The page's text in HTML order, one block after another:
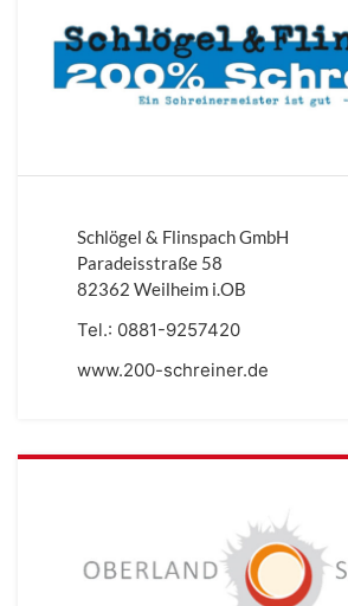
Schlögel & Flinspach GmbH
Paradeisstraße 58
82362 Weilheim i.OB
Tel.: 0881-9257420
www.200-schreiner.de